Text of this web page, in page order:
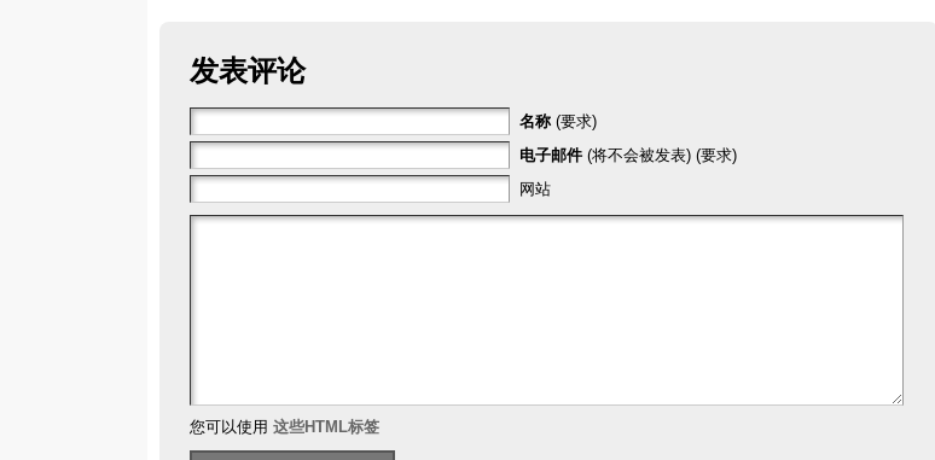
发表评论
名称 (要求)
电子邮件 (将不会被发表) (要求)
网站
您可以使用 这些HTML标签